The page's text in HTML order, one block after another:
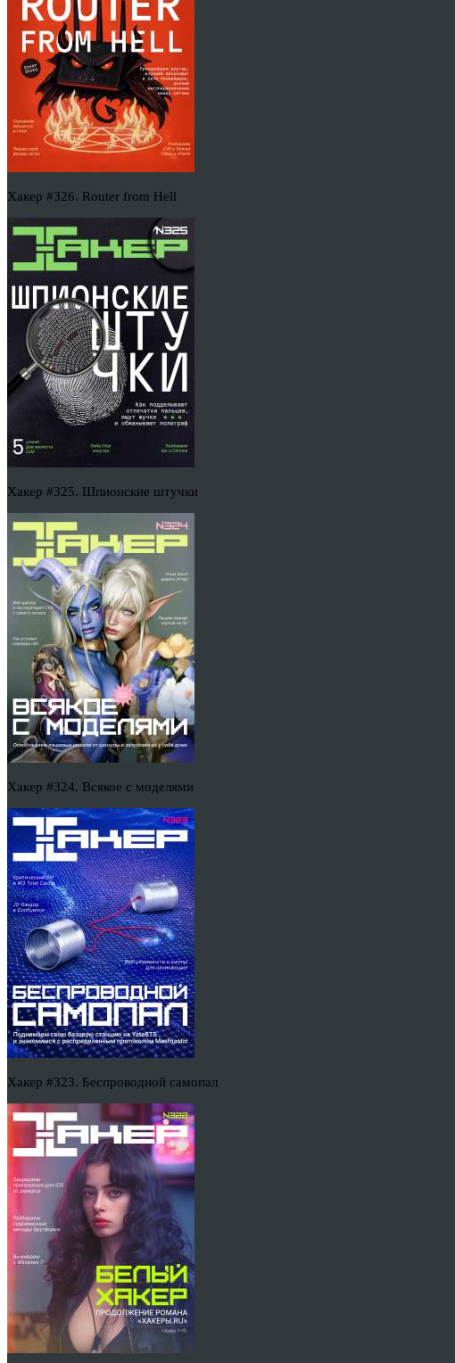
Хакер #326. Router from Hell
Хакер #325. Шпионские штучки
Хакер #324. Всякое с моделями
Хакер #323. Беспроводной самопал